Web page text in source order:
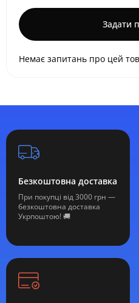
Задати
Немає запитань про цей
Безкоштовна доставка
При покупці від 3000 грн —
безкоштовна доставка
Укрпоштою! 🚚